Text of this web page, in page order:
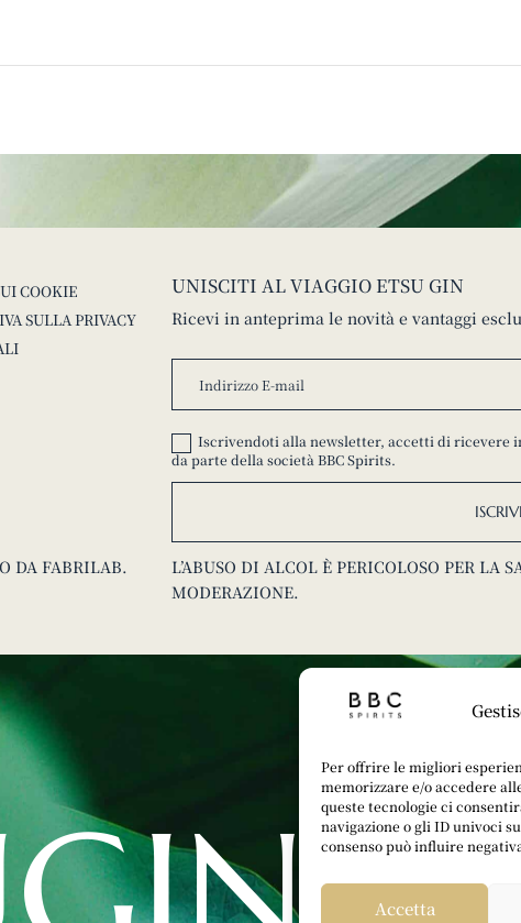
Per offrire le migliori
memorizzare e/o accedere
queste tecnologie ci
navigazione o gli ID univoci
consenso può influire
Accetta
COOKIE
SULLA PRIVACY
UNISCITI AL VIAGGIO ETSU GIN
Ricevi in anteprima le novità e vantaggi
Iscrivendoti alla newsletter, accetti di ricevere
da parte della società BBC Spirits.
DA FABRILAB.
L’ABUSO DI ALCOL È PERICOLOSO PER LA
MODERAZIONE.